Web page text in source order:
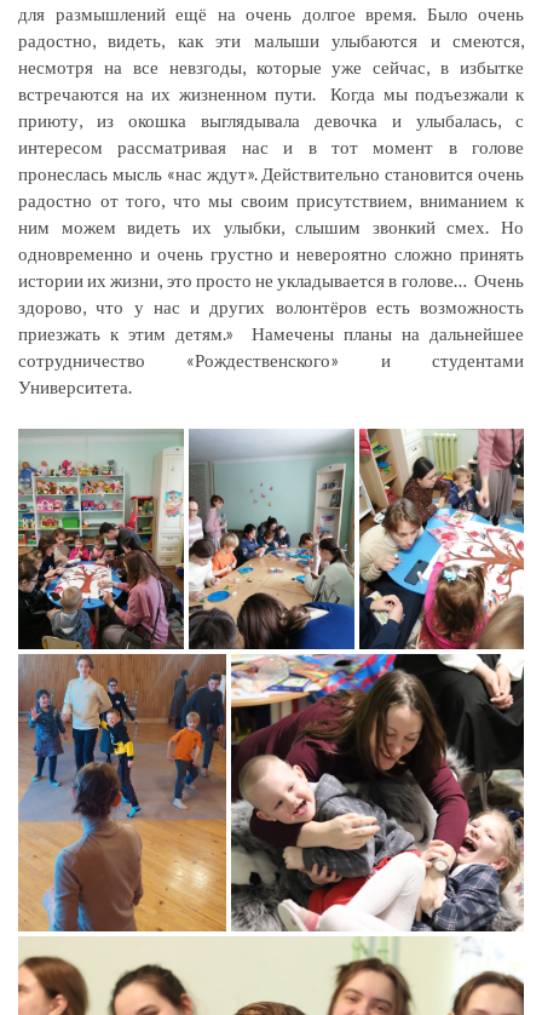
для размышлений ещё на очень долгое время. Было очень
радостно, видеть, как эти малыши улыбаются и смеются,
несмотря на все невзгоды, которые уже сейчас, в избытке
встречаются на их жизненном пути. Когда мы подъезжали к
приюту, из окошка выглядывала девочка и улыбалась, с
интересом рассматривая нас и в тот момент в голове
пронеслась мысль «нас ждут». Действительно становится очень
радостно от того, что мы своим присутствием, вниманием к
ним можем видеть их улыбки, слышим звонкий смех. Но
одновременно и очень грустно и невероятно сложно принять
истории их жизни, это просто не укладывается в голове… Очень
здорово, что у нас и других волонтёров есть возможность
приезжать к этим детям.» Намечены планы на дальнейшее
сотрудничество «Рождественского» и студентами
Университета.